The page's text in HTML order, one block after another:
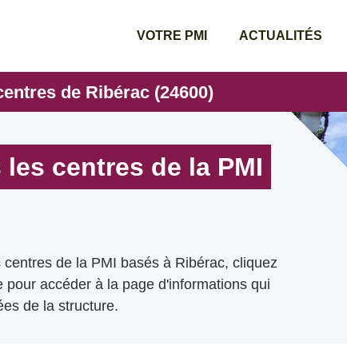
VOTRE PMI ACTUALITÉS
de Ribérac (24600)
centres de la PMI
de la PMI basés à Ribérac, cliquez
accéder à la page d'informations qui
de la structure.